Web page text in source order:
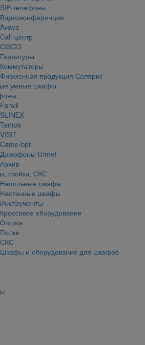
SIP-телефоны
Видеоконференция
Avaya
Call-центр
CISCO
Гарнитуры
Коммутаторы
Фирменная продукция Солярис
умные шкафы
Fanvil
SLINEX
Tantos
VISIT
Came-bpt
Домофоны Urmet
Архив
стойки, СКС
Напольные шкафы
Настенные шкафы
Инструменты
Кроссовое оборудование
Оптика
Полки
СКС
Шкафы и оборудование для шкафов